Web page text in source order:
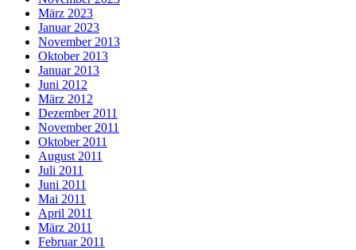
März 2023
Januar 2023
November 2013
Oktober 2013
Januar 2013
Juni 2012
März 2012
Dezember 2011
November 2011
Oktober 2011
August 2011
Juli 2011
Juni 2011
Mai 2011
April 2011
März 2011
Februar 2011